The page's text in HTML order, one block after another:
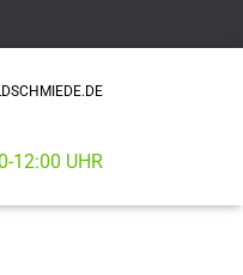
12:00 UHR